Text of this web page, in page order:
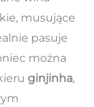
musujące
pasuje
można
ginjinha,